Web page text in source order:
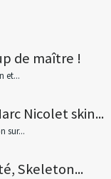
de maître !
et...
Nicolet skin...
sur...
Skeleton...